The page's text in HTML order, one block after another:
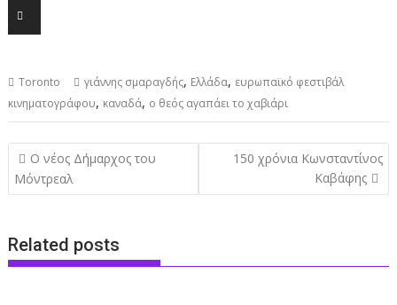
Toronto γιάννης σμαραγδής, Ελλάδα, ευρωπαϊκό φεστιβάλ
κινηματογράφου, καναδά, ο θεός αγαπάει το χαβιάρι
Post
navigation
Ο νέος Δήμαρχος του
Μόντρεαλ
150 χρόνια Κωνσταντίνος
Καβάφης
Related posts